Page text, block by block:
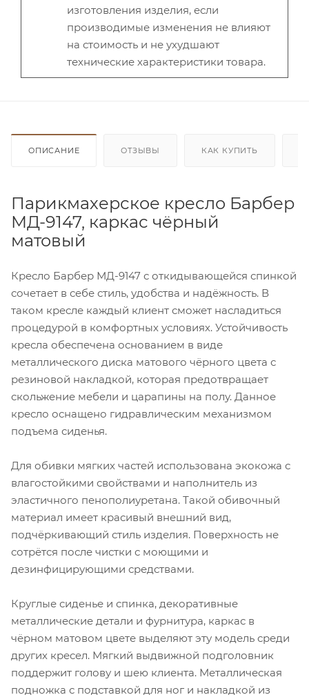
изготовления изделия, если
производимые изменения не влияют
на стоимость и не ухудшают
технические характеристики товара.
ОПИСАНИЕ ОТЗЫВЫ КАК КУПИТЬ
Парикмахерское кресло Барбер
МД-9147, каркас чёрный
матовый
Кресло Барбер МД-9147 с откидывающейся спинкой
сочетает в себе стиль, удобства и надёжность. В
таком кресле каждый клиент сможет насладиться
процедурой в комфортных условиях. Устойчивость
кресла обеспечена основанием в виде
металлического диска матового чёрного цвета с
резиновой накладкой, которая предотвращает
скольжение мебели и царапины на полу. Данное
кресло оснащено гидравлическим механизмом
подъема сиденья.
Для обивки мягких частей использована экокожа с
влагостойкими свойствами и наполнитель из
эластичного пенополиуретана. Такой обивочный
материал имеет красивый внешний вид,
подчёркивающий стиль изделия. Поверхность не
сотрётся после чистки с моющими и
дезинфицирующими средствами.
Круглые сиденье и спинка, декоративные
металлические детали и фурнитура, каркас в
чёрном матовом цвете выделяют эту модель среди
других кресел. Мягкий выдвижной подголовник
поддержит голову и шею клиента. Металлическая
подножка с подставкой для ног и накладкой из